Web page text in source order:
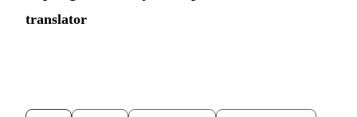
translator